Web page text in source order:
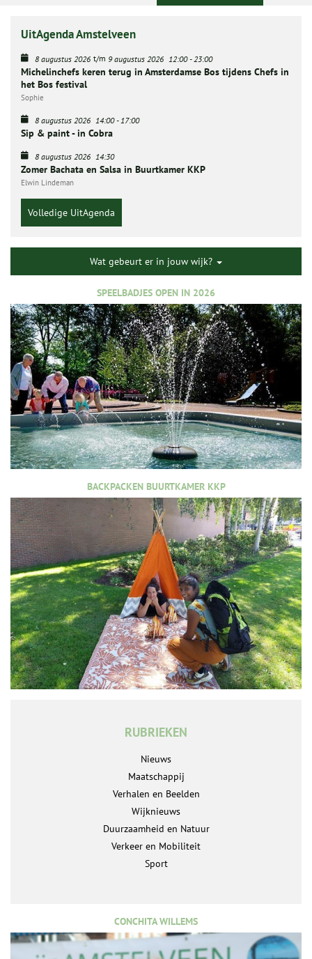
UitAgenda Amstelveen
8 augustus 2026 t/m 9 augustus 2026 12:00-23:00
Michelinchefs keren terug in Amsterdamse Bos tijdens Chefs in
het Bos festival
Sophie
8 augustus 2026 14:00-17:00
Sip & paint - in Cobra
8 augustus 2026 14:30
Zomer Bachata en Salsa in Buurtkamer KKP
Elwin Lindeman
Volledige UitAgenda
Wat gebeurt er in jouw wijk?
SPEELBADJES OPEN IN 2026
BACKPACKEN BUURTKAMER KKP
RUBRIEKEN
Nieuws
Maatschappij
Verhalen en Beelden
Wijknieuws
Duurzaamheid en Natuur
Verkeer en Mobiliteit
Sport
CONCHITA WILLEMS